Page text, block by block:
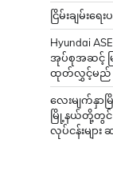
ငြိမ်းချမ်းရေ
Hyundai
အုပ်စုအဆင့် မ
ထုတ်လွှင့်မည်
လေးမျက်နှာ
မြို့နယ်တို့တွင်
လုပ်ငန်းမျ